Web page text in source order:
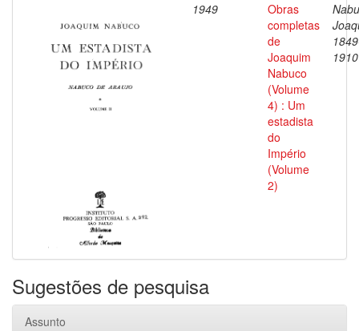
1949
Obras
completas
de
Joaquim
Nabuco
(Volume
4) : Um
estadista
do
Império
(Volume
2)
1910
Sugestões de pesquisa
Assunto